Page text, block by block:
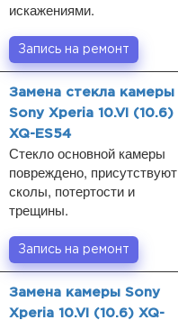
искажениями.
Запись на ремонт
Замена стекла камеры
Sony Xperia 10.VI (10.6)
XQ-ES54
Стекло основной камеры
повреждено, присутствуют
сколы, потертости и
трещины.
Запись на ремонт
Замена камеры Sony
Xperia 10.VI (10.6) XQ-